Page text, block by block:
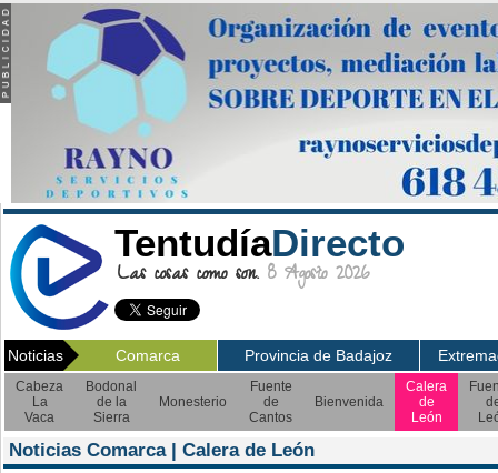
TentudíaDirecto
Las cosas como son. 8 Agosto 2026
Noticias Comarca Provincia de Badajoz
Cabeza
La
Vaca
Bodonal
de la
Sierra
Monesterio
Fuente
de
Cantos
Bienvenida
Calera
de
León
Noticias Comarca | Calera de León